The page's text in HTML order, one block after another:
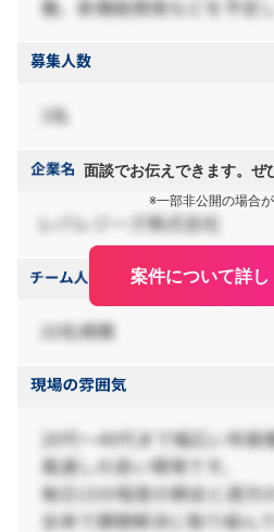
面談でお伝えできます。ぜ
※一部非公開の場合
案件について詳